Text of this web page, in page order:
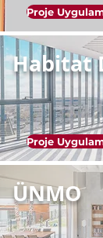
Proje
Habitat
Proje
ÜNMO